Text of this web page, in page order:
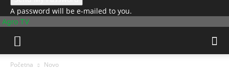
A password will be e-mailed to you.
Agro TV
Početna Novo